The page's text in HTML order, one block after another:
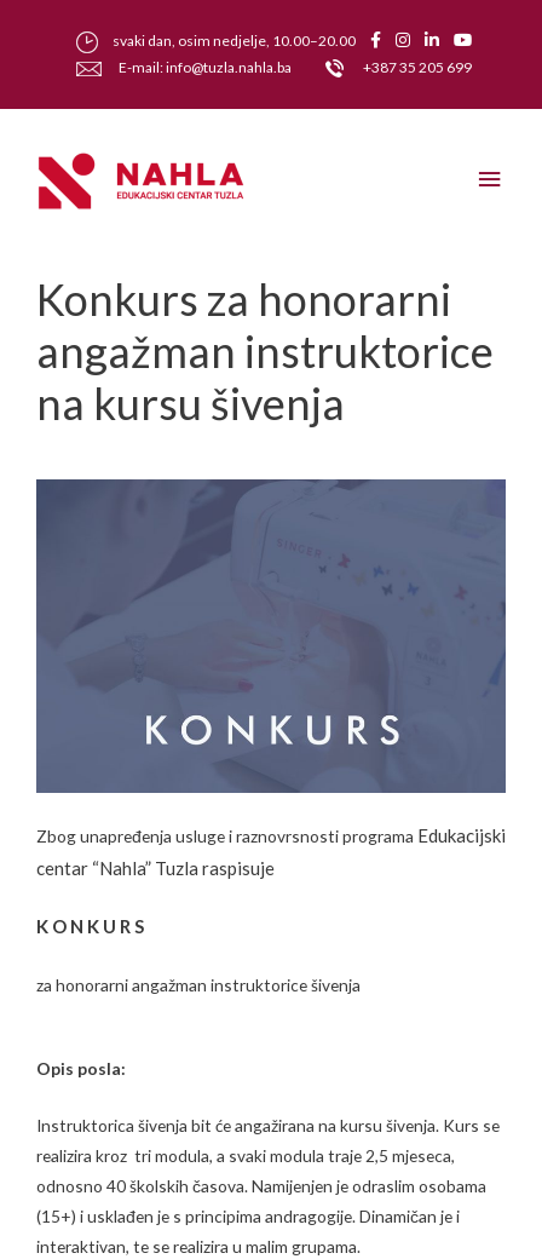
svaki dan, osim nedjelje, 10.00–20.00
E-mail: info@tuzla.nahla.ba
+387 35 205 699
Konkurs za honorarni
angažman instruktorice
na kursu šivenja
Zbog unapređenja usluge i raznovrsnosti programa Edukacijski
centar “Nahla” Tuzla raspisuje
K O N K U R S
za honorarni angažman instruktorice šivenja
Opis posla:
Instruktorica šivenja bit će angažirana na kursu šivenja. Kurs se
realizira kroz tri modula, a svaki modula traje 2,5 mjeseca,
odnosno 40 školskih časova. Namijenjen je odraslim osobama
(15+) i usklađen je s principima andragogije. Dinamičan je i
interaktivan, te se realizira u malim grupama.